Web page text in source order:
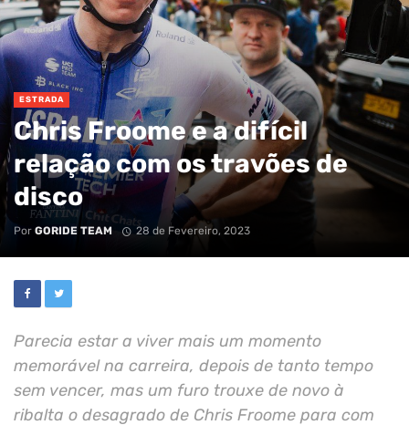
ESTRADA
Chris Froome e a difícil
relação com os travões de
disco
Por GORIDE TEAM 28 de Fevereiro, 2023
Parecia estar a viver mais um momento
memorável na carreira, depois de tanto tempo
sem vencer, mas um furo trouxe de novo à
ribalta o desagrado de Chris Froome para com